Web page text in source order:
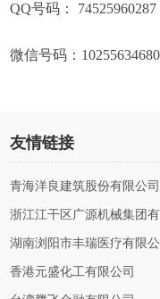
QQ号码： 74525960287
微信号码：
友情链接
青海洋良建筑股份有限公司
浙江江干区广源机械集团有
湖南浏阳市丰瑞医疗有限公
香港元盛化工有限公司